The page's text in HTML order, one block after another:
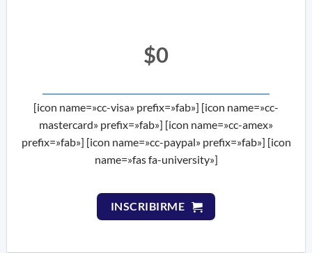
$0
[icon name=»cc-visa» prefix=»fab»] [icon name=»cc-
mastercard» prefix=»fab»] [icon name=»cc-amex»
prefix=»fab»] [icon name=»cc-paypal» prefix=»fab»] [icon
name=»fas fa-university»]
INSCRIBIRME